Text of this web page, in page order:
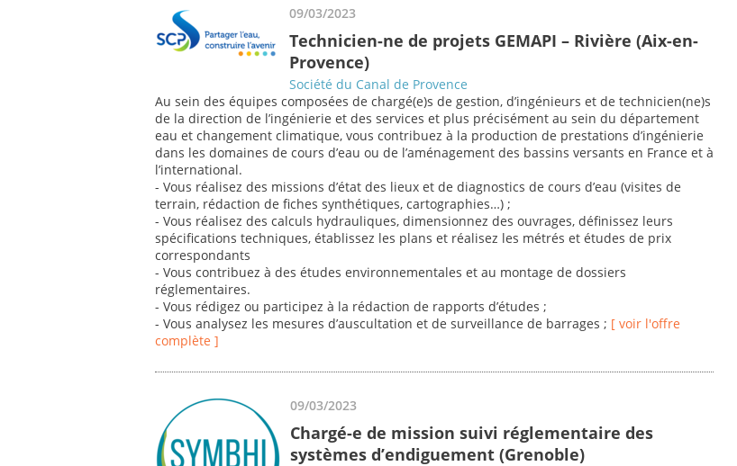
09/03/2023
Technicien-ne de projets GEMAPI – Rivière (Aix-en-
Provence)
Société du Canal de Provence
Au sein des équipes composées de chargé(e)s de gestion, d’ingénieurs et de technicien(ne)s
de la direction de l’ingénierie et des services et plus précisément au sein du département
eau et changement climatique, vous contribuez à la production de prestations d’ingénierie
dans les domaines de cours d’eau ou de l’aménagement des bassins versants en France et à
l’international.
- Vous réalisez des missions d’état des lieux et de diagnostics de cours d’eau (visites de
terrain, rédaction de fiches synthétiques, cartographies…) ;
- Vous réalisez des calculs hydrauliques, dimensionnez des ouvrages, définissez leurs
spécifications techniques, établissez les plans et réalisez les métrés et études de prix
correspondants
- Vous contribuez à des études environnementales et au montage de dossiers
réglementaires.
- Vous rédigez ou participez à la rédaction de rapports d’études ;
- Vous analysez les mesures d’auscultation et de surveillance de barrages ; [ voir l'offre
complète ]
09/03/2023
Chargé-e de mission suivi réglementaire des
systèmes d’endiguement (Grenoble)